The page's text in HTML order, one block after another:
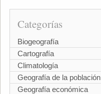
Categorías
Biogeografía
Cartografía
Climatología
Geografía de la población
Geografía económica